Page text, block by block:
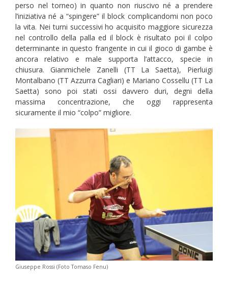
perso nel torneo) in quanto non riuscivo né a prendere
l’iniziativa né a “spingere” il block complicandomi non poco
la vita. Nei turni successivi ho acquisito maggiore sicurezza
nel controllo della palla ed il block è risultato poi il colpo
determinante in questo frangente in cui il gioco di gambe è
ancora relativo e male supporta l’attacco, specie in
chiusura. Gianmichele Zanelli (TT La Saetta), Pierluigi
Montalbano (TT Azzurra Cagliari) e Mariano Cossellu (TT La
Saetta) sono poi stati ossi davvero duri, degni della
massima concentrazione, che oggi rappresenta
sicuramente il mio “colpo” migliore.
Giuseppe Rossi (Foto Tomaso Fenu)